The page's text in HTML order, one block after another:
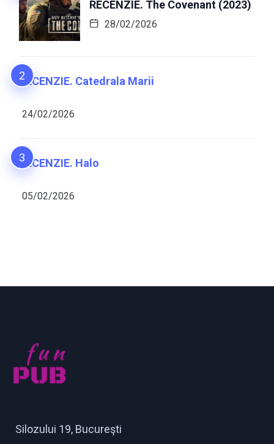
RECENZIE. The Covenant (2023)
28/02/2026
RECENZIE. Catedrala Marii
24/02/2026
RECENZIE. Halo
05/02/2026
Silozului 19, Bucureşti